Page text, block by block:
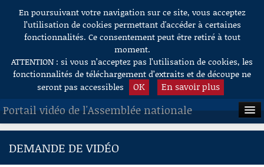
Aller au contenu
En poursuivant votre navigation sur ce site, vous acceptez
l’utilisation de cookies permettant d'accéder à certaines
fonctionnalités. Ce consentement peut être retiré à tout
moment.
ATTENTION : si vous n’acceptez pas l’utilisation de cookies, les
fonctionnalités de téléchargement d’extraits et de découpe ne
seront pas accessibles
OK En savoir plus
Portail vidéo de l'Assemblée nationale
ACCUEIL
DEMANDE DE VIDÉO